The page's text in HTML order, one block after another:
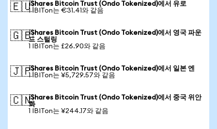
🇪🇺iShares Bitcoin Trust (Ondo Tokenized)에서 유로
1 IBITon는 €31.41와 같음
🇬🇧iShares Bitcoin Trust (Ondo Tokenized)에서 영국 파운
드 스털링
1 IBITon는 £26.90와 같음
🇯🇵iShares Bitcoin Trust (Ondo Tokenized)에서 일본 엔
1 IBITon는 ¥5,729.57와 같음
🇨🇳iShares Bitcoin Trust (Ondo Tokenized)에서 중국 위안
화
1 IBITon는 ¥244.17와 같음